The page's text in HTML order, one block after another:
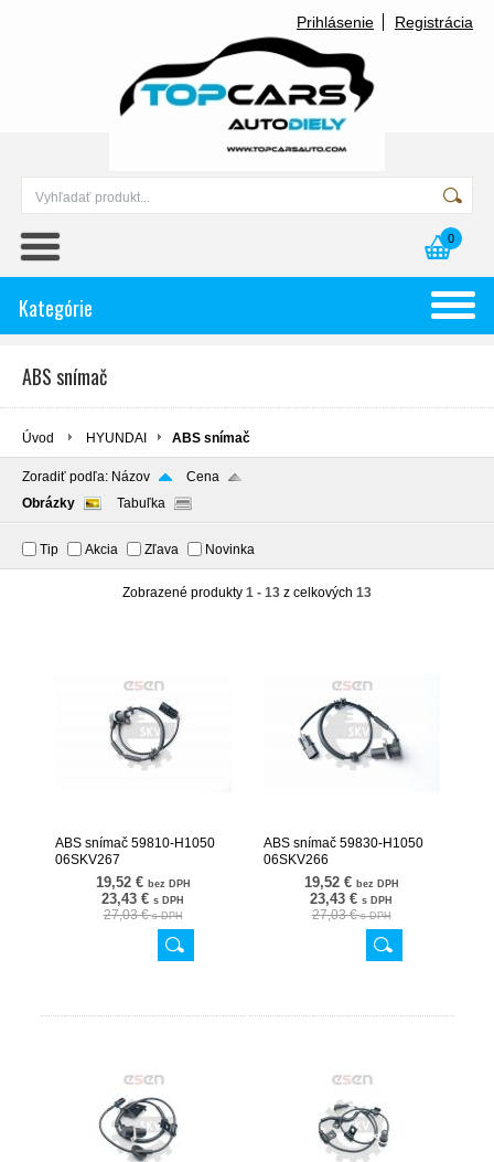
Prihlásenie Registrácia
0
Kategórie
ABS snímač
Úvod HYUNDAI ABS snímač
Zoradiť podľa: Názov
Cena
Obrázky
Tabuľka
Tip Akcia Zľava Novinka
Zobrazené produkty 1 - 13 z celkových 13
ABS snímač 59810-H1050
06SKV267
19,52 € bez DPH
23,43 € s DPH
27,03 €s DPH
ABS snímač 59830-H1050
06SKV266
19,52 € bez DPH
23,43 € s DPH
27,03 €s DPH